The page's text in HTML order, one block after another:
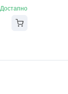
Достапно